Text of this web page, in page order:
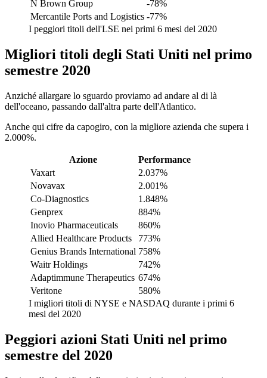
N Brown Group
-78%
Mercantile Ports and Logistics -77%
I peggiori titoli dell'LSE nei primi 6 mesi del 2020
Migliori titoli degli Stati Uniti nel primo
semestre 2020
Anziché allargare lo sguardo proviamo ad andare al di là
dell'oceano, passando dall'altra parte dell'Atlantico.
Anche qui cifre da capogiro, con la migliore azienda che supera i
2.000%.
Azione
Performance
Vaxart
2.037%
Novavax
2.001%
Co-Diagnostics
1.848%
Genprex
884%
Inovio Pharmaceuticals
860%
Allied Healthcare Products
773%
Genius Brands International 758%
Waitr Holdings
742%
Adaptimmune Therapeutics 674%
Veritone
580%
I migliori titoli di NYSE e NASDAQ durante i primi 6
mesi del 2020
Peggiori azioni Stati Uniti nel primo
semestre del 2020